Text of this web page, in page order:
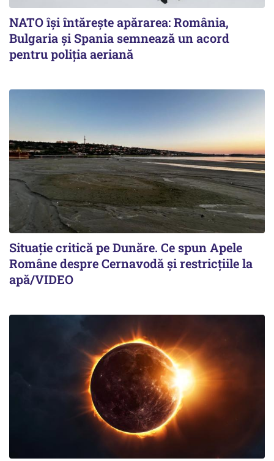
NATO își întărește apărarea: România,
Bulgaria și Spania semnează un acord
pentru poliția aeriană
Situație critică pe Dunăre. Ce spun Apele
Române despre Cernavodă și restricțiile la
apă/VIDEO